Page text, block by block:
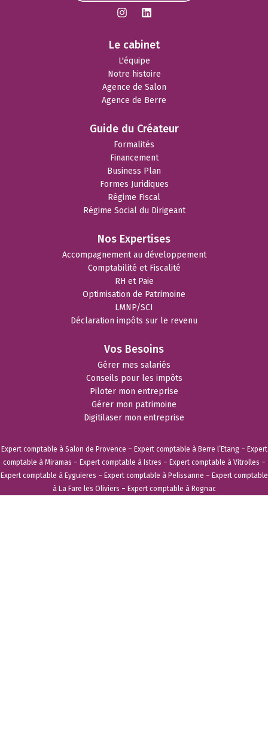
Le cabinet
L'équipe
Notre histoire
Agence de Salon
Agence de Berre
Guide du Créateur
Formalités
Financement
Business Plan
Formes Juridiques
Régime Fiscal
Régime Social du Dirigeant
Nos Expertises
Accompagnement au développement
Comptabilité et Fiscalité
RH et Paie
Optimisation de Patrimoine
LMNP/SCI
Déclaration impôts sur le revenu
Vos Besoins
Gérer mes salariés
Conseils pour les impôts
Piloter mon entreprise
Gérer mon patrimoine
Digitilaser mon entreprise
Expert comptable à Salon de Provence – Expert comptable à Berre l’Etang– Expert
comptable à Miramas – Expert comptable à Istres – Expert comptable à Vitrolles –
Expert comptable à Eyguieres – Expert comptable à Pelissanne – Expert comptable
à La Fare les Oliviers – Expert comptable à Rognac